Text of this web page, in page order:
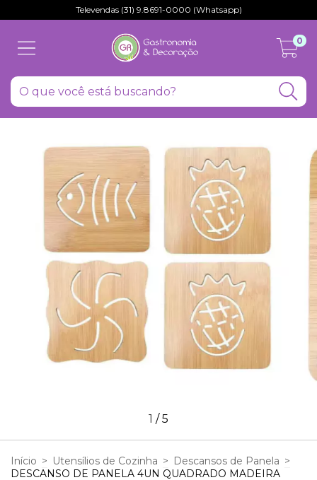
Televendas (31) 9.8691-0000 (Whatsapp)
0
1 /5
Início > Utensílios de Cozinha > Descansos de Panela >
DESCANSO DE PANELA 4UN QUADRADO MADEIRA